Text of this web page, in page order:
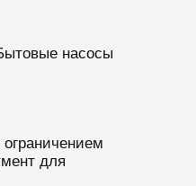
насосы
для